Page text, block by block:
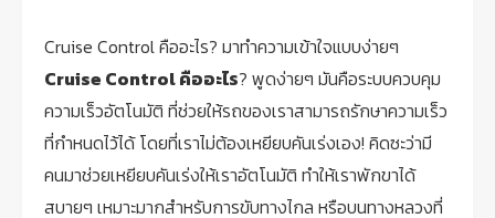
Cruise Control คืออะไร? มาทำความเข้าใจแบบง่ายๆ
Cruise Control คืออะไร? พูดง่ายๆ มันคือระบบควบคุม
ความเร็วอัตโนมัติ ที่ช่วยให้รถของเราสามารถรักษาความเร็ว
ที่กำหนดไว้ได้ โดยที่เราไม่ต้องเหยียบคันเร่งเอง! คิดซะว่ามี
คนมาช่วยเหยียบคันเร่งให้เราอัตโนมัติ ทำให้เราพักขาได้
สบายๆ เหมาะมากสำหรับการขับทางไกล หรือบนทางหลวงที่